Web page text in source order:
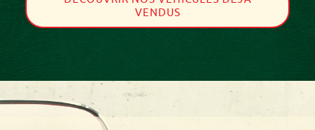
VENDUS